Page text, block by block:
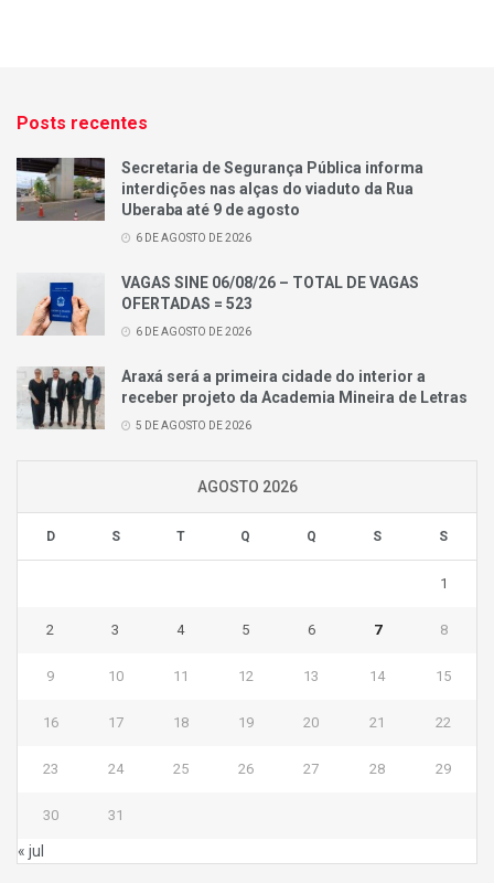
Posts recentes
Secretaria de Segurança Pública informa
interdições nas alças do viaduto da Rua
Uberaba até 9 de agosto
6 DE AGOSTO DE 2026
VAGAS SINE 06/08/26 – TOTAL DE VAGAS
OFERTADAS = 523
6 DE AGOSTO DE 2026
Araxá será a primeira cidade do interior a
receber projeto da Academia Mineira de Letras
5 DE AGOSTO DE 2026
AGOSTO 2026
D S T Q Q S S
1
2 3 4 5 6 7 8
9 10 11 12 13 14 15
16 17 18 19 20 21 22
23 24 25 26 27 28 29
30 31
« jul